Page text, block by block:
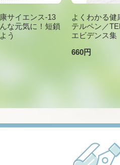
サイエンス-13
な元気に！短鎖
う
よくわかる健
テルペン／
エビデンス集
660円